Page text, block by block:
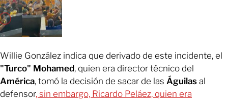
Willie González indica que derivado de este incidente, el
"Turco" Mohamed, quien era director técnico del
América, tomó la decisión de sacar de las Águilas al
defensor, sin embargo, Ricardo Peláez, quien era